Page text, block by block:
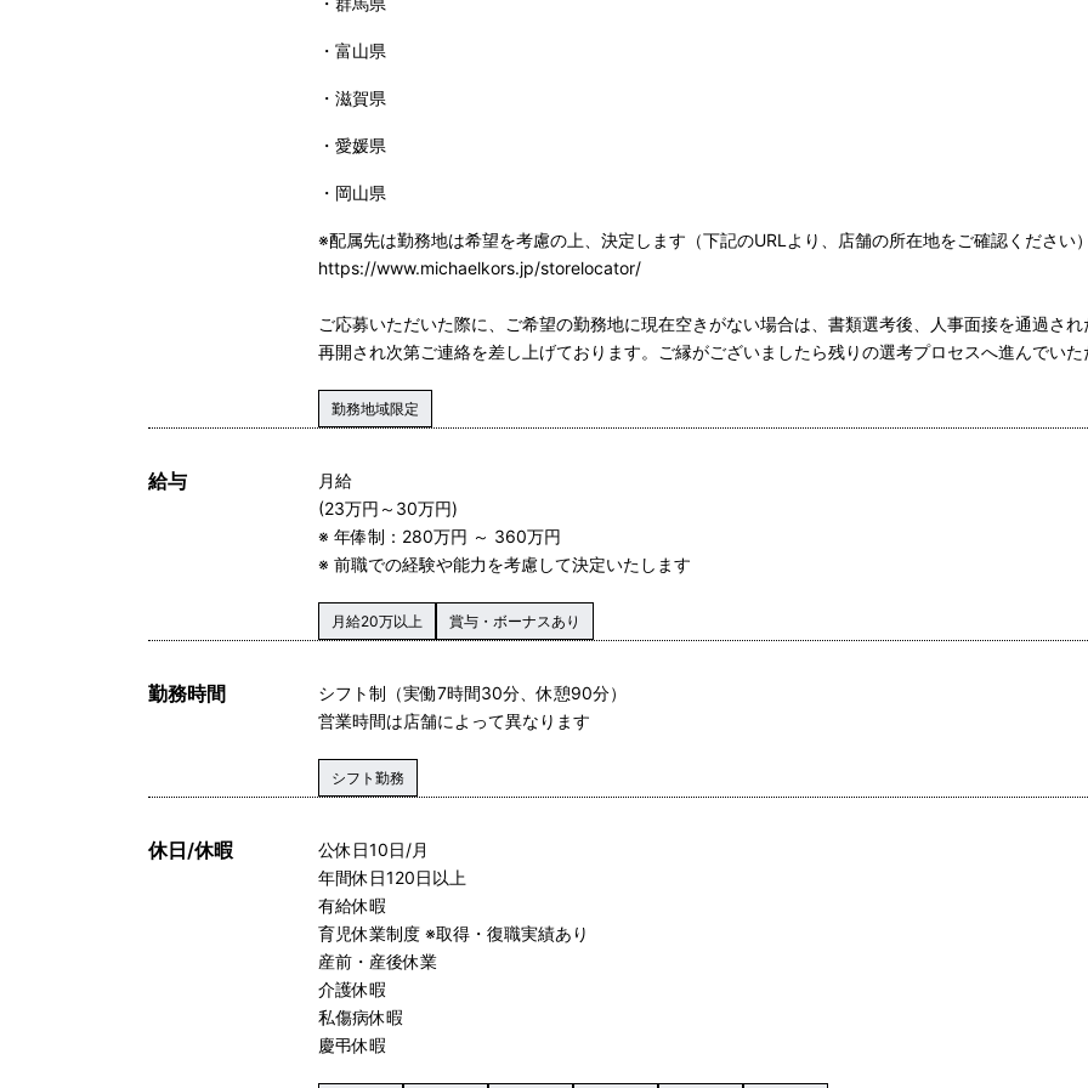
富山県
滋賀県
愛媛県
岡山県
※配属先は勤務地は希望を考慮の上、決定します（下記のURLより、店舗の所在地をご確認ください）
https://www.michaelkors.jp/storelocator/
ご応募いただいた際に、ご希望の勤務地に現在空きがない場合は、書類選考後、人事面接を通過さ
再開され次第ご連絡を差し上げております。ご縁がございましたら残りの選考プロセスへ進んでいた
勤務地域限定
給与
月給
(23万円～30万円)
※ 年俸制：280万円 ～ 360万円
※ 前職での経験や能力を考慮して決定いたします
月給20万以上 賞与・ボーナスあり
勤務時間
シフト制（実働7時間30分、休憩90分）
営業時間は店舗によって異なります
シフト勤務
休日/休暇
公休日10日/月
年間休日120日以上
有給休暇
育児休業制度 ※取得・復職実績あり
産前・産後休業
介護休暇
私傷病休暇
慶弔休暇